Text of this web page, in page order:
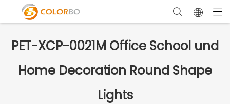
PET-XCP-0021M Office School und
Home Decoration Round Shape
Lights